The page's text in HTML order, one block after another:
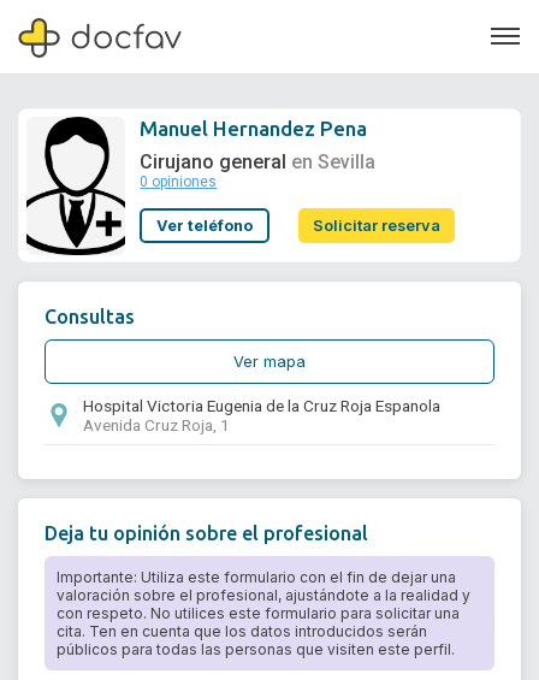
Soporte
Manuel Hernandez Pena
Cirujano general en Sevilla
0 opiniones
Ver teléfono Solicitar reserva
Consultas
Ver mapa
Hospital Victoria Eugenia de la Cruz Roja Espanola
Avenida Cruz Roja, 1
Deja tu opinión sobre el profesional
Importante: Utiliza este formulario con el fin de dejar una
valoración sobre el profesional, ajustándote a la realidad y
con respeto. No utilices este formulario para solicitar una
cita. Ten en cuenta que los datos introducidos serán
públicos para todas las personas que visiten este perfil.